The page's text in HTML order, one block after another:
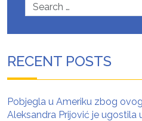
RECENT POSTS
Pobjegla u Ameriku zbog
Aleksandra Prijović je ugostila